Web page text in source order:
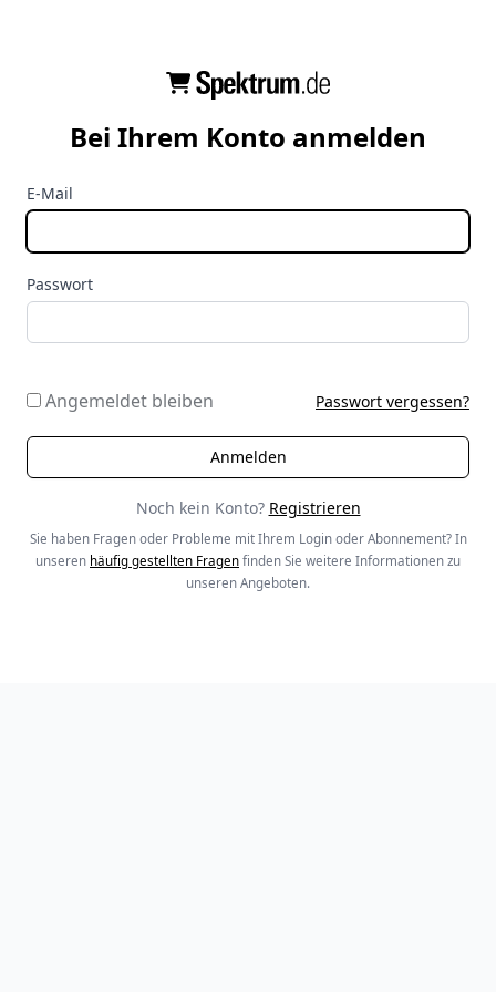
Bei Ihrem Konto anmelden
E-Mail
Passwort
Angemeldet bleiben Passwort vergessen?
Noch kein Konto? Registrieren
Sie haben Fragen oder Probleme mit Ihrem Login oder Abonnement? In
unseren häufig gestellten Fragen finden Sie weitere Informationen zu
unseren Angeboten.